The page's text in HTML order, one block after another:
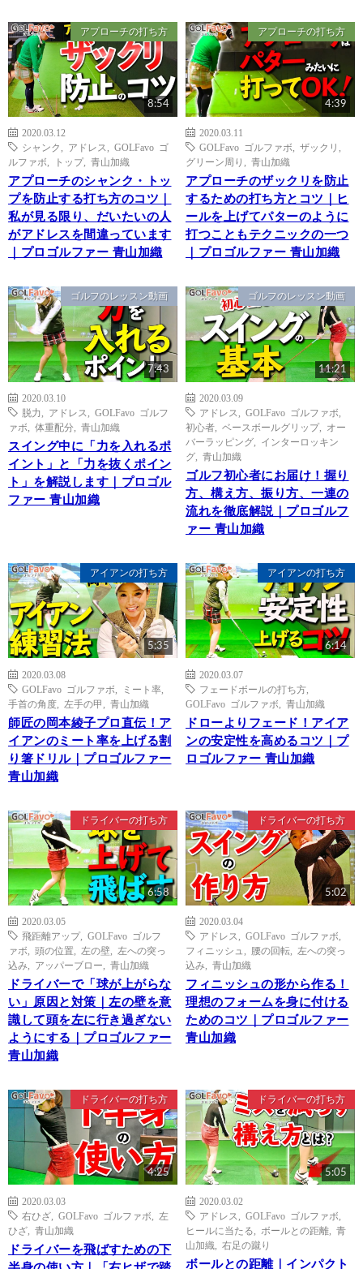
アプローチの打ち方
8:54
2020.03.12
シャンク
アドレス
GOLFavo ゴ
ルファボ
トップ, 青山加織
アプローチのシャンク・トッ
プを防止する打ち方のコツ｜
私が見る限り、だいたいの人
がアドレスを間違っています
｜プロゴルファー 青山加織
アプローチの打ち方
4:39
2020.03.11
GOLFavo ゴルファボ
ザックリ
グリーン周り
青山加織
アプローチのザックリを防止
するための打ち方とコツ｜ヒ
ールを上げてパターのように
打つこともテクニックの一つ
｜プロゴルファー 青山加織
ゴルフのレッスン動画
7:43
2020.03.10
脱力
アドレス
GOLFavo ゴルフ
ァボ
体重配分 青山加織
スイング中に「力を入れるポ
イント」と「力を抜くポイン
ト」を解説します｜プロゴル
ファー 青山加織
ゴルフのレッスン動画
11:21
2020.03.09
アドレス
GOLFavo ゴルファボ
初心者
ベースボールグリップ, オー
バーラッピング
インターロッキン
グ
青山加織
ゴルフ初心者にお届け！握り
方、構え方、振り方、一連の
流れを徹底解説｜プロゴルフ
ァー 青山加織
アイアンの打ち方
5:35
2020.03.08
GOLFavo ゴルファボ
ミート率
手首の角度
左手の甲 青山加織
師匠の岡本綾子プロ直伝！ア
イアンのミート率を上げる割
り箸ドリル｜プロゴルファー
青山加織
アイアンの打ち方
6:14
2020.03.07
フェードボールの打ち方
GOLFavo ゴルファボ
青山加織
ドローよりフェード！アイア
ンの安定性を高めるコツ｜プ
ロゴルファー 青山加織
ドライバーの打ち方
6:58
2020.03.05
飛距離アップ, GOLFavo ゴルフ
ァボ
頭の位置 左の壁
左への突っ
込み
アッパーブロー 青山加織
ドライバーで「球が上がらな
い」原因と対策｜左の壁を意
識して頭を左に行き過ぎない
ようにする｜プロゴルファー
青山加織
ドライバーの打ち方
5:02
2020.03.04
アドレス
GOLFavo ゴルファボ
フィニッシュ
腰の回転
左への突っ
込み
青山加織
フィニッシュの形から作る！
理想のフォームを身に付ける
ためのコツ｜プロゴルファー
青山加織
ドライバーの打ち方
4:25
2020.03.03
右ひざ
GOLFavo ゴルファボ
左
ひざ
青山加織
ドライバーを飛ばすための下
ドライバーの打ち方
5:05
2020.03.02
アドレス
GOLFavo ゴルファボ
ヒールに当たる
ボールとの距離
青
山加織
右足の蹴り
ボールとの距離｜インパクト